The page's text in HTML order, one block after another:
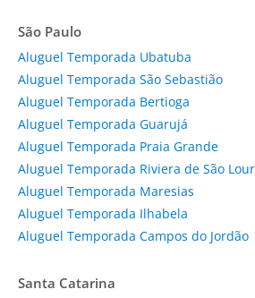
São Paulo
Aluguel Temporada Ubatuba
Aluguel Temporada São Sebastião
Aluguel Temporada Bertioga
Aluguel Temporada Guarujá
Aluguel Temporada Praia Grande
Aluguel Temporada Riviera de São
Aluguel Temporada Maresias
Aluguel Temporada Ilhabela
Aluguel Temporada Campos do Jordão
Santa Catarina